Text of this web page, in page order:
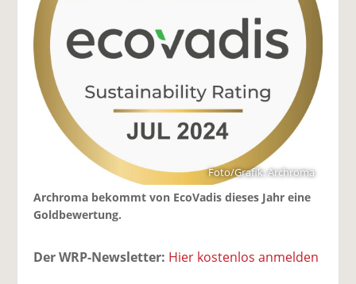
Foto/Grafik: Archroma
Archroma bekommt von EcoVadis dieses Jahr eine
Goldbewertung.
Der WRP-Newsletter: Hier kostenlos anmelden